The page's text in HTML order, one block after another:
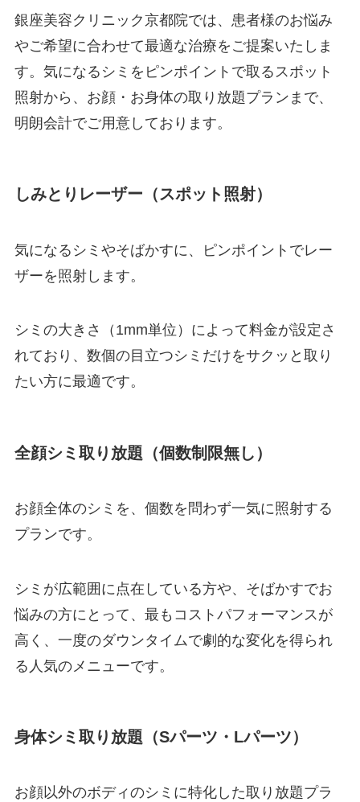
銀座美容クリニック京都院では、患者様のお悩み
やご希望に合わせて最適な治療をご提案いたしま
す。気になるシミをピンポイントで取るスポット
照射から、お顔・お身体の取り放題プランまで、
明朗会計でご用意しております。
しみとりレーザー（スポット照射）
気になるシミやそばかすに、ピンポイントでレー
ザーを照射します。
シミの大きさ（1mm単位）によって料金が設定さ
れており、数個の目立つシミだけをサクッと取り
たい方に最適です。
全顔シミ取り放題（個数制限無し）
お顔全体のシミを、個数を問わず一気に照射する
プランです。
シミが広範囲に点在している方や、そばかすでお
悩みの方にとって、最もコストパフォーマンスが
高く、一度のダウンタイムで劇的な変化を得られ
る人気のメニューです。
身体シミ取り放題（Sパーツ・Lパーツ）
お顔以外のボディのシミに特化した取り放題プラ